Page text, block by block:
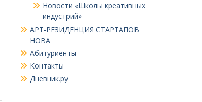
Новости «Школы креативных
индустрий»
АРТ-РЕЗИДЕНЦИЯ СТАРТАПОВ
НОВА
Абитуриенты
Контакты
Дневник.ру